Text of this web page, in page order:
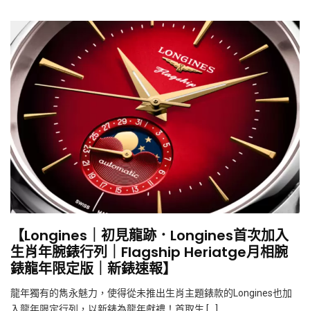
【Longines｜初見龍跡．Longines首次加入
生肖年腕錶行列｜Flagship Heriatge月相腕
錶龍年限定版｜新錶速報】
龍年獨有的雋永魅力，使得從未推出生肖主題錶款的Longines也加